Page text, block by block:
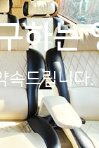
하는
속드립니다.